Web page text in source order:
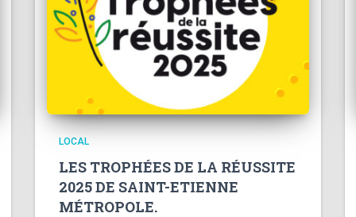
LOCAL
LES TROPHÉES DE LA RÉUSSITE
2025 DE SAINT-ETIENNE
MÉTROPOLE.